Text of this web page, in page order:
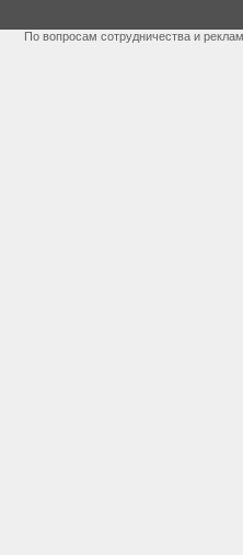
По вопросам сотрудничества и